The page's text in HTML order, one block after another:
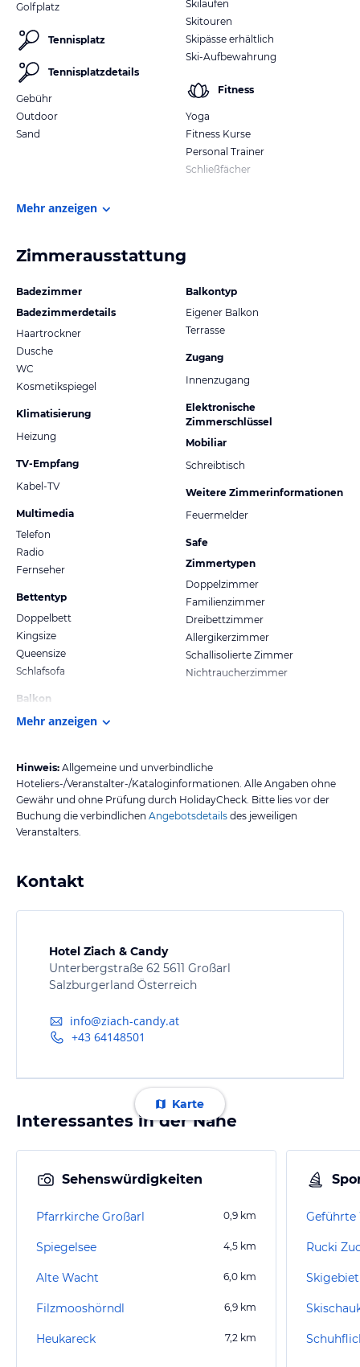
Golfplatz
Tennisplatz
Tennisplatzdetails
Gebühr
Outdoor
Sand
Skilaufen
Skitouren
Skipässe erhältlich
Ski-Aufbewahrung
Fitness
Yoga
Fitness Kurse
Personal Trainer
Schließfächer
Mehr anzeigen
Zimmerausstattung
Badezimmer
Badezimmerdetails
Haartrockner
Dusche
WC
Kosmetikspiegel
Klimatisierung
Heizung
TV-Empfang
Kabel-TV
Multimedia
Telefon
Radio
Fernseher
Bettentyp
Doppelbett
Kingsize
Queensize
Schlafsofa
Balkon
Balkontyp
Eigener Balkon
Terrasse
Zugang
Innenzugang
Elektronische
Zimmerschlüssel
Mobiliar
Schreibtisch
Weitere Zimmerinformationen
Feuermelder
Safe
Zimmertypen
Doppelzimmer
Familienzimmer
Dreibettzimmer
Allergikerzimmer
Schallisolierte Zimmer
Nichtraucherzimmer
Mehr anzeigen
Hinweis: Allgemeine und unverbindliche
Hoteliers-/Veranstalter-/Kataloginformationen. Alle Angaben ohne
Gewähr und ohne Prüfung durch HolidayCheck. Bitte lies vor der
Buchung die verbindlichen Angebotsdetails des jeweiligen
Veranstalters.
Kontakt
Hotel Ziach & Candy
Unterbergstraße 62 5611 Großarl
Salzburgerland Österreich
info@ziach-candy.at
+43 64148501
Karte
Interessantes in der Nähe
Sehenswürdigkeiten
Pfarrkirche Großarl 0,9 km
Spiegelsee 4,5 km
Alte Wacht 6,0 km
Filzmooshörndl 6,9 km
Heukareck 7,2 km
Rucki